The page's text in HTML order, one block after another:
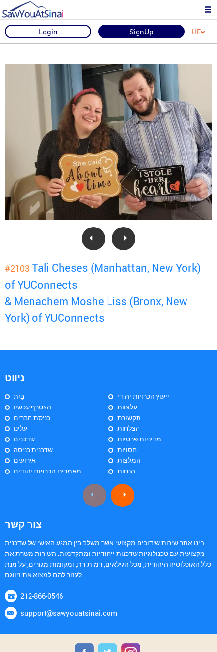
Login SignUp HE
#2103 Tali Cheses (Manhattan, New York)
of YUConnects
& Menachem Moshe Liss (Bronx, New
York) of YUConnects
ניווט
בַּיִת
הצטרף עכשיו
כניסת חברים
עלינו
שדכנים
שדכנית כניסה
אירועים
מאמרים הכרויות יהודים
ייעוץ הכרויות יהודי
עלצוות
תקשורת
הצלחות
מדיניות פרטיות
חסויות
המלצות
הנחות
צור קשר
הינו אתר שירות שידוכים מקצועי אשר משלב בין המגע האישי של שדכנית
מקצועית עם טכנולוגיות שדכנות ייחודיות ומתקדמות. השירות משרת את
כלל האוכלוסיה היהודית, מכל הגילאים, רמות דת, ומקומות מגורים, על מנת
לעזור להם למצוא את זיווגם.
212-866-0546
support@sawyouatsinai.com